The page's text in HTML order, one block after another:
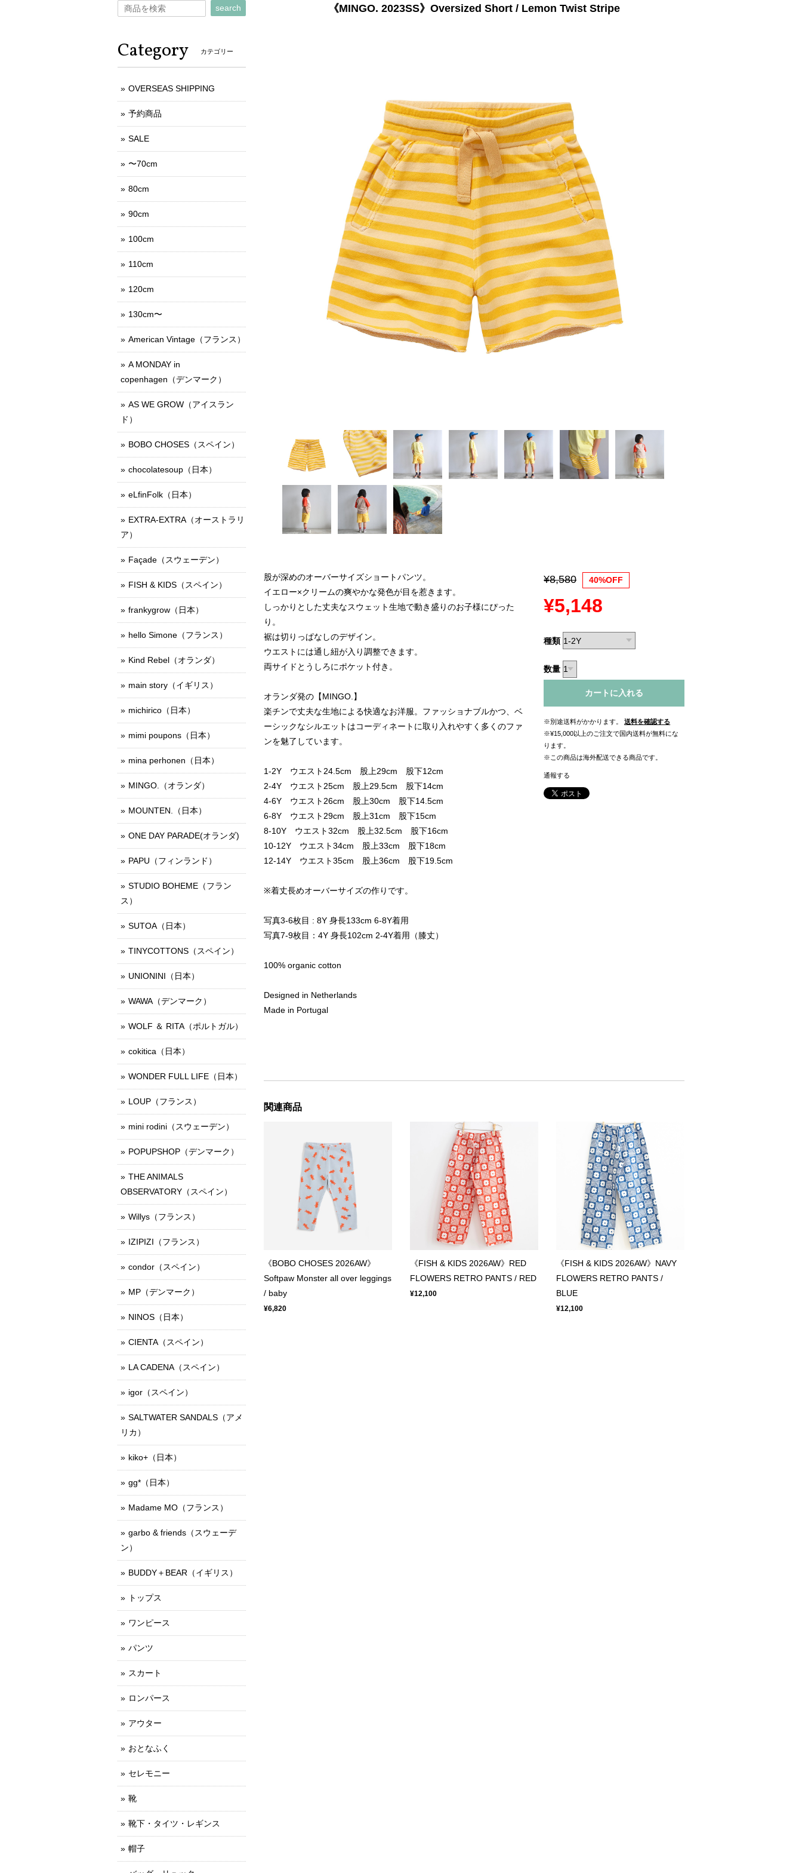
《MINGO. 2023SS》Oversized Short / Lemon Twist Stripe
股が深めのオーバーサイズショートパンツ。
イエロー×クリームの爽やかな発色が目を惹きます。
しっかりとした丈夫なスウェット生地で動き盛りのお子様にぴった
り。
裾は切りっぱなしのデザイン。
ウエストには通し紐が入り調整できます。
両サイドとうしろにポケット付き。
オランダ発の【MINGO.】
楽チンで丈夫な生地による快適なお洋服。ファッショナブルかつ、ベ
ーシックなシルエットはコーディネートに取り入れやすく多くのファ
ンを魅了しています。
1-2Y ウエスト24.5cm 股上29cm 股下12cm
2-4Y ウエスト25cm 股上29.5cm 股下14cm
4-6Y ウエスト26cm 股上30cm 股下14.5cm
6-8Y ウエスト29cm 股上31cm 股下15cm
8-10Y ウエスト32cm 股上32.5cm 股下16cm
10-12Y ウエスト34cm 股上33cm 股下18cm
12-14Y ウエスト35cm 股上36cm 股下19.5cm
※着丈長めオーバーサイズの作りです。
写真3-6枚目 : 8Y 身長133cm 6-8Y着用
写真7-9枚目：4Y 身長102cm 2-4Y着用（膝丈）
100% organic cotton
Designed in Netherlands
Made in Portugal
¥8,580 40%OFF
¥5,148
種類
数量
カートに入れる
※別途送料がかかります。
送料を確認する
※¥15,000以上のご注文で国内送料が無料にな
ります。
※この商品は海外配送できる商品です。
通報する
関連商品
《BOBO CHOSES 2026AW》
Softpaw Monster all over leggings
/ baby
¥6,820
《FISH & KIDS 2026AW》RED
FLOWERS RETRO PANTS / RED
¥12,100
《FISH & KIDS 2026AW》NAVY
FLOWERS RETRO PANTS /
BLUE
¥12,100
search
Category カテゴリー
OVERSEAS SHIPPING
予約商品
SALE
〜70cm
80cm
90cm
100cm
110cm
120cm
130cm〜
American Vintage（フランス）
A MONDAY in
copenhagen（デンマーク）
AS WE GROW（アイスラン
ド）
BOBO CHOSES（スペイン）
chocolatesoup（日本）
eLfinFolk（日本）
EXTRA-EXTRA（オーストラリ
ア）
Façade（スウェーデン）
FISH & KIDS（スペイン）
frankygrow（日本）
hello Simone（フランス）
Kind Rebel（オランダ）
main story（イギリス）
michirico（日本）
mimi poupons（日本）
mina perhonen（日本）
MINGO.（オランダ）
MOUNTEN.（日本）
ONE DAY PARADE(オランダ)
PAPU（フィンランド）
STUDIO BOHEME（フラン
ス）
SUTOA（日本）
TINYCOTTONS（スペイン）
UNIONINI（日本）
WAWA（デンマーク）
WOLF ＆ RITA（ポルトガル）
cokitica（日本）
WONDER FULL LIFE（日本）
LOUP（フランス）
mini rodini（スウェーデン）
POPUPSHOP（デンマーク）
THE ANIMALS
OBSERVATORY（スペイン）
Willys（フランス）
IZIPIZI（フランス）
condor（スペイン）
MP（デンマーク）
NINOS（日本）
CIENTA（スペイン）
LA CADENA（スペイン）
igor（スペイン）
SALTWATER SANDALS（アメ
リカ）
kiko+（日本）
gg*（日本）
Madame MO（フランス）
garbo & friends（スウェーデ
ン）
BUDDY＋BEAR（イギリス）
トップス
ワンピース
パンツ
スカート
ロンパース
アウター
おとなふく
セレモニー
靴
靴下・タイツ・レギンス
帽子